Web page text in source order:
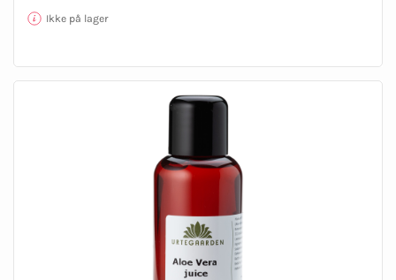
Ikke på lager